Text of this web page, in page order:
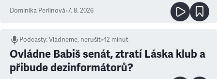
Dominika Perlínová•7. 8. 2026
Podcasty:Vládneme, nerušit•42 minut
Ovládne Babiš senát, ztratí Láska klub a
přibude dezinformátorů?